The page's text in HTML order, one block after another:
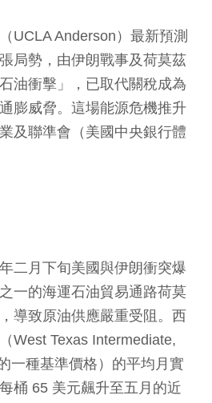
UCLA Anderson）最新預測
局勢，由伊朗戰事及荷莫茲
油衝擊」，已取代關稅成為
膨威脅。這場能源危機推升
及聯準會（美國中央銀行體
二月下旬美國與伊朗衝突爆
一的海運石油貿易通路荷莫
導致原油供應嚴重受阻。西
West Texas Intermediate,
一種基準價格）的平均月實
桶 65 美元飆升至五月的近